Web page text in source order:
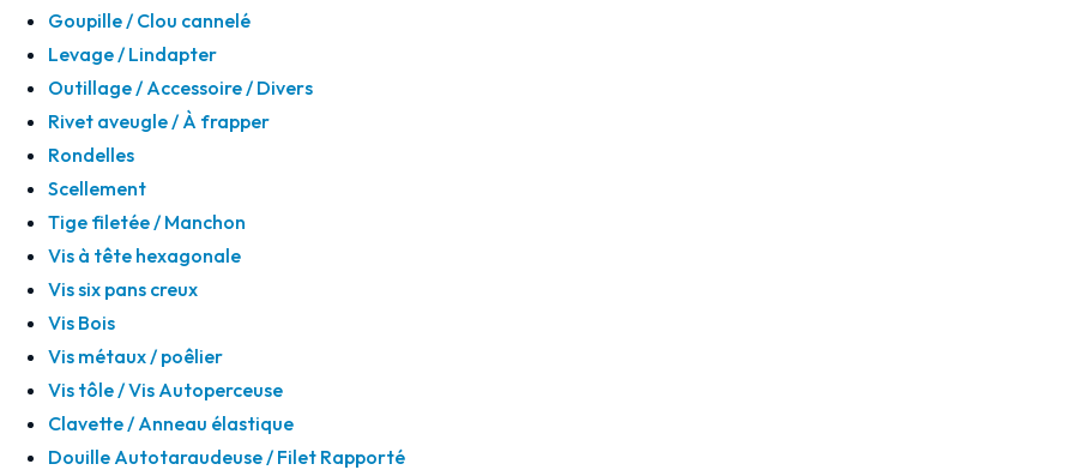
Goupille / Clou cannelé
Levage / Lindapter
Outillage / Accessoire / Divers
Rivet aveugle / À frapper
Rondelles
Scellement
Tige filetée / Manchon
Vis à tête hexagonale
Vis six pans creux
Vis Bois
Vis métaux / poêlier
Vis tôle / Vis Autoperceuse
Clavette / Anneau élastique
Douille Autotaraudeuse / Filet Rapporté